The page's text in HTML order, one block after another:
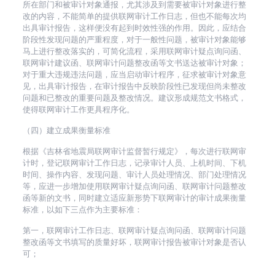
所在部门和被审计对象通报，尤其涉及到需要被审计对象进行整
改的内容，不能简单的提供联网审计工作日志，但也不能每次均
出具审计报告，这样便没有起到时效性强的作用。因此，应结合
阶段性发现问题的严重程度，对于一般性问题，被审计对象能够
马上进行整改落实的，可简化流程，采用联网审计疑点询问函、
联网审计建议函、联网审计问题整改函等文书送达被审计对象；
对于重大违规违法问题，应当启动审计程序，征求被审计对象意
见，出具审计报告，在审计报告中反映阶段性已发现但尚未整改
问题和已整改的重要问题及整改情况。建议形成规范文书格式，
使得联网审计工作更具程序化。
（四）建立成果衡量标准
根据《吉林省地震局联网审计监督暂行规定》，每次进行联网审
计时，登记联网审计工作日志，记录审计人员、上机时间、下机
时间、操作内容、发现问题、审计人员处理情况、部门处理情况
等，应进一步增加使用联网审计疑点询问函、联网审计问题整改
函等新的文书，同时建立适应新形势下联网审计的审计成果衡量
标准，以如下三点作为主要标准：
第一，联网审计工作日志、联网审计疑点询问函、联网审计问题
整改函等文书填写的质量好坏，联网审计报告被审计对象是否认
可；